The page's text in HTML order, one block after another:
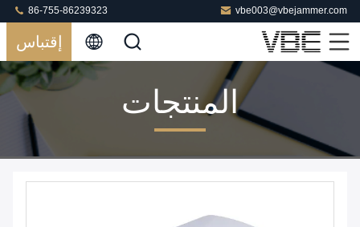
vbe003@vbejammer.com
86-755-86239323
إقتباس
المنتجات